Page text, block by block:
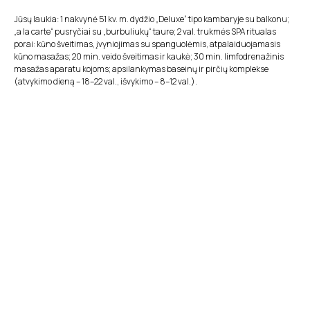
Jūsų laukia: 1 nakvynė 51 kv. m. dydžio „Deluxe“ tipo kambaryje su balkonu;
„a la carte“ pusryčiai su „burbuliukų“ taure; 2 val. trukmės SPA ritualas
porai: kūno šveitimas, įvyniojimas su spanguolėmis, atpalaiduojamasis
kūno masažas; 20 min. veido šveitimas ir kaukė; 30 min. limfodrenažinis
masažas aparatu kojoms; apsilankymas baseinų ir pirčių komplekse
(atvykimo dieną – 18–22 val., išvykimo – 8–12 val.).